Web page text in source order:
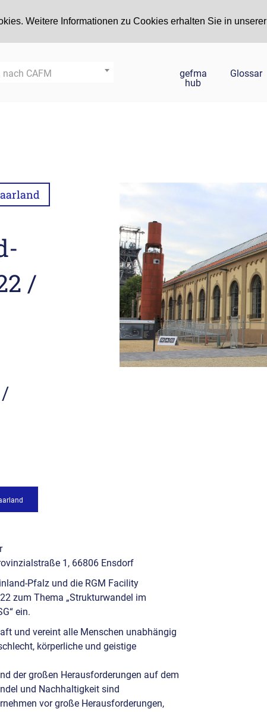
Weitere Informationen zu Cookies erhalten Sie in unserer
nach CAFM
gefma
hub
Glossar
/
/
1, 66806 Ensdorf
Pfalz und die RGM Facility
zum Thema „Strukturwandel im
ein.
und vereint alle Menschen unabhängig
körperliche und geistige
der großen Herausforderungen auf dem
und Nachhaltigkeit sind
vor große Herausforderungen,